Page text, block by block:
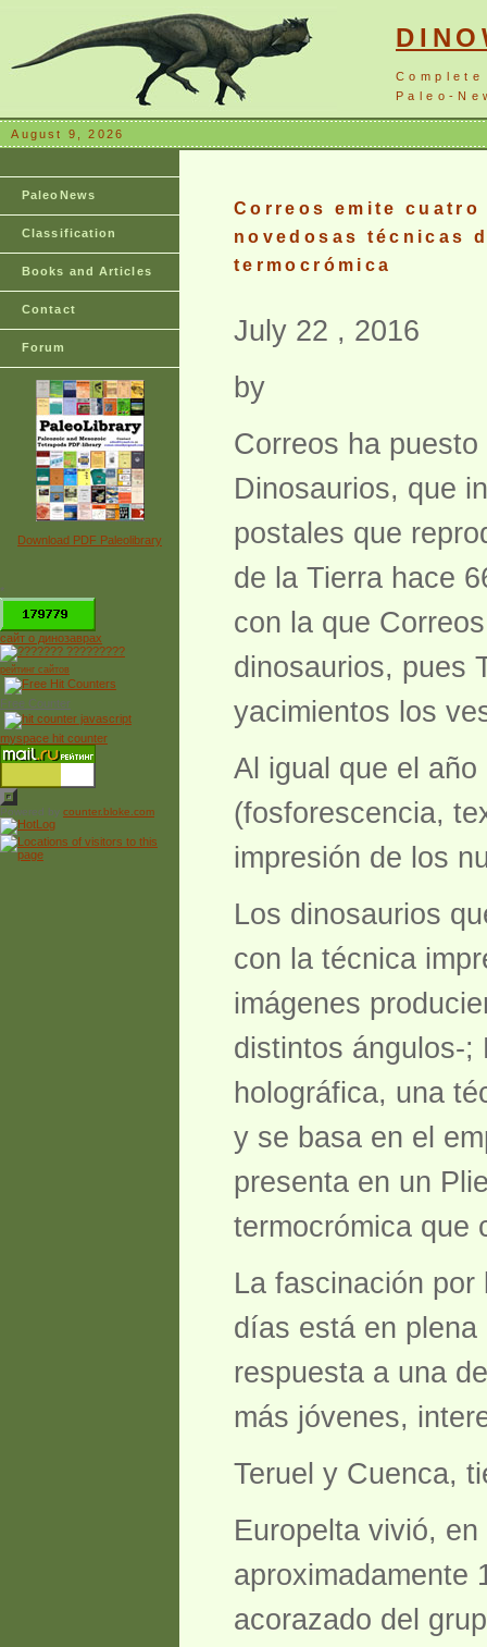
Paleo-
August 9, 2026
PaleoNews
Classification
Books and Articles
Contact
Forum
Download PDF Paleolibrary
*
сайт о динозаврах
рейтинг сайтов
Free Counter
myspace hit counter
Powered by counter.bloke.com
Correos emite
novedosas técnicas
termocrómica
July 22 , 2016
by
Correos ha
Dinosaurios, que
postales que
de la Tierra hace
con la que
dinosaurios, pues
yacimientos los
Al igual que el
(fosforescencia,
impresión de los
Los dinosaurios
con la técnica
imágenes
distintos ángulos-;
holográfica, una
y se basa en el
presenta en un
termocrómica que
La fascinación
días está en
respuesta a una
más jóvenes,
Teruel y Cuenca,
Europelta vivió,
aproximadamente
acorazado del